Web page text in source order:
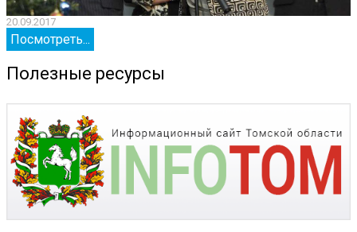
20.09.2017
Посмотреть...
Полезные ресурсы